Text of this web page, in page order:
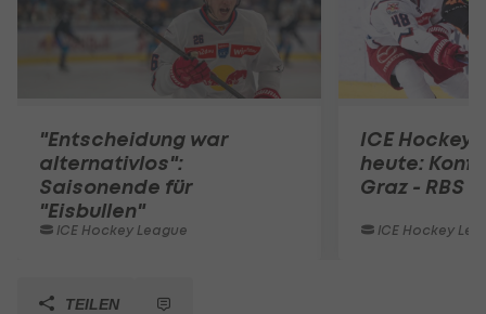
"Entscheidung war
alternativlos":
Saisonende für
"Eisbullen"
ICE Hockey League
ICE Hockey
heute:
Graz - RBS
ICE Hockey
TEILEN